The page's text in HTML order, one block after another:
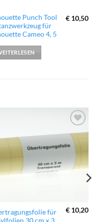
Punch Tool
für
Cameo 4, 5
€ 10,50
zur
Wunschliste
hinzufügen
für
€ 10,20